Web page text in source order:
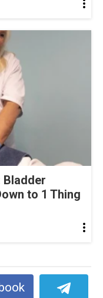
Bladder
to 1 Thing